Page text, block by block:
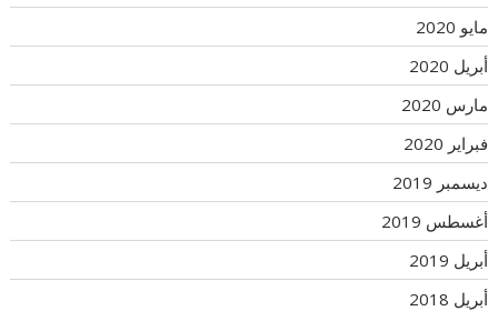
مايو 2020
أبريل 2020
مارس 2020
فبراير 2020
ديسمبر 2019
أغسطس 2019
أبريل 2019
أبريل 2018